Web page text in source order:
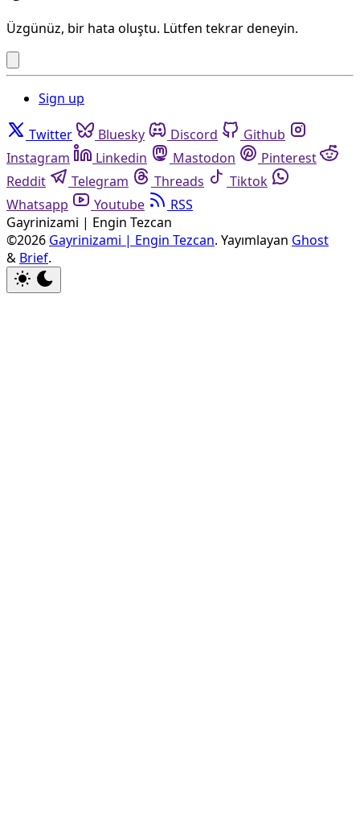
Üzgünüz, bir hata oluştu. Lütfen tekrar deneyin.
Sign up
Twitter Bluesky Discord
Github
Instagram
Linkedin Mastodon
Pinterest
Reddit
Telegram Threads
Tiktok
Whatsapp
Youtube
RSS
Gayrinizami | Engin Tezcan
©2026 Gayrinizami | Engin Tezcan. Yayımlayan Ghost
& Brief.